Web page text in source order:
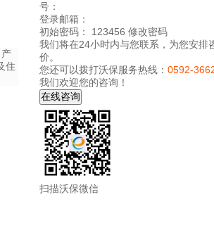
住
号：
登录邮箱：
初始密码： 123456 修改密码
我们将在24小时内与您联系，为您安排
价。
您还可以拨打沃保服务热线： 0592-
我们欢迎您的咨询！
扫描沃保微信